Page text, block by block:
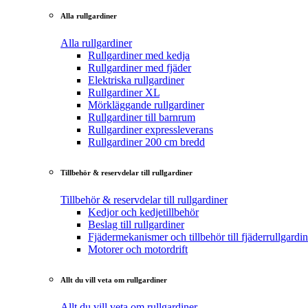
Alla rullgardiner
Alla rullgardiner
Rullgardiner med kedja
Rullgardiner med fjäder
Elektriska rullgardiner
Rullgardiner XL
Mörkläggande rullgardiner
Rullgardiner till barnrum
Rullgardiner expressleverans
Rullgardiner 200 cm bredd
Tillbehör & reservdelar till rullgardiner
Tillbehör & reservdelar till rullgardiner
Kedjor och kedjetillbehör
Beslag till rullgardiner
Fjädermekanismer och tillbehör till
Motorer och motordrift
Allt du vill veta om rullgardiner